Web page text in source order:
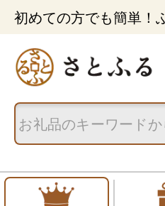
初めての方でも簡単！